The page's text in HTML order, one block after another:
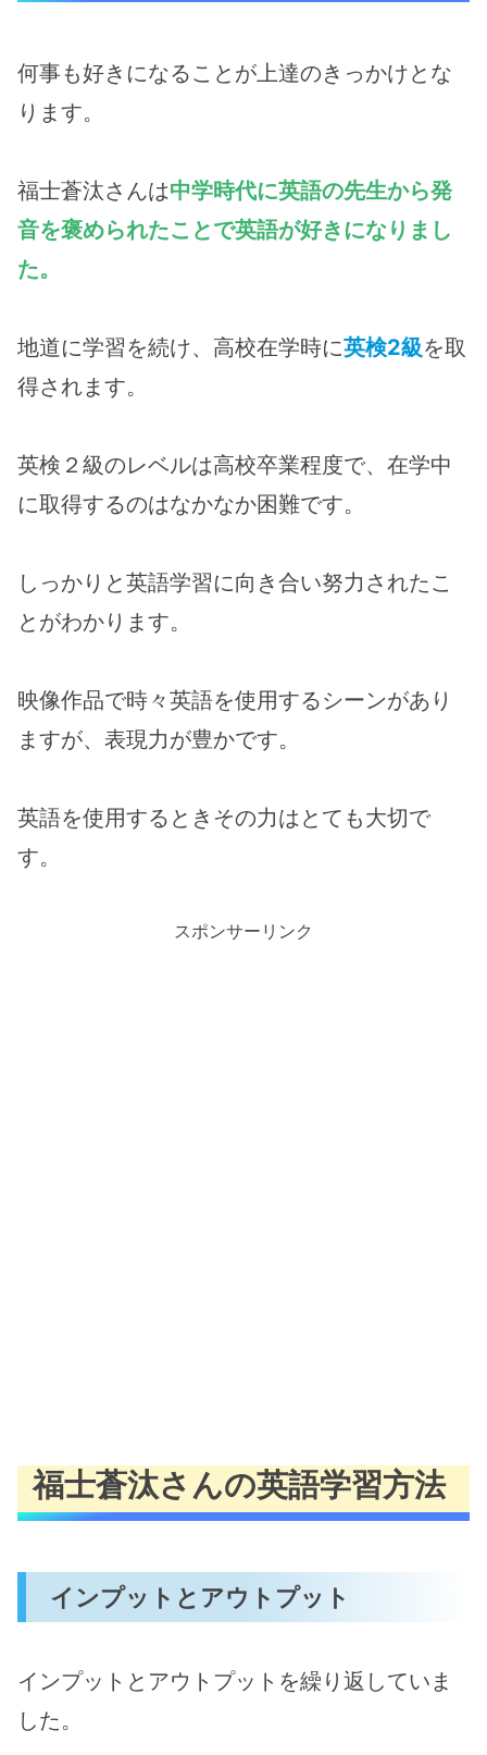
何事も好きになることが上達のきっかけとな
ります。
福士蒼汰さんは中学時代に英語の先生から発
音を褒められたことで英語が好きになりまし
た。
地道に学習を続け、高校在学時に英検2級を取
得されます。
英検２級のレベルは高校卒業程度で、在学中
に取得するのはなかなか困難です。
しっかりと英語学習に向き合い努力されたこ
とがわかります。
映像作品で時々英語を使用するシーンがあり
ますが、表現力が豊かです。
英語を使用するときその力はとても大切で
す。
スポンサーリンク
福士蒼汰さんの英語学習方法
インプットとアウトプット
インプットとアウトプットを繰り返していま
した。